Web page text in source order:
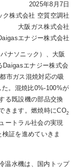
ま
2025年8月7日
ク株式会社 空質空調社
大阪ガス株式会社
エナジー株式会社
ナソニック）、大阪
Daigasエナジー株式会
市ガス混焼対応の吸
た。混焼比0%-100%が
る既設機の部品交換
きます。燃焼時にCO2
ートラル社会の実現
証を進めていきま
温水機は、国内トップ